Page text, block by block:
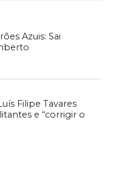
Azuis: Sai
Filipe Tavares
e “corrigir o